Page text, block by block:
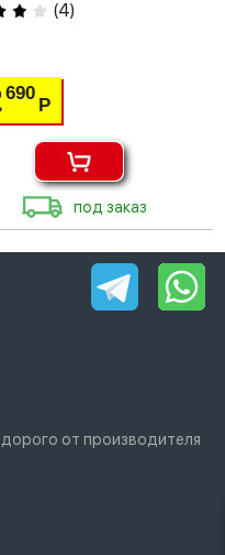
(4)
690
Р
под заказ
от производителя